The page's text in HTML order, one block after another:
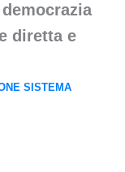
diretta e
SISTEMA